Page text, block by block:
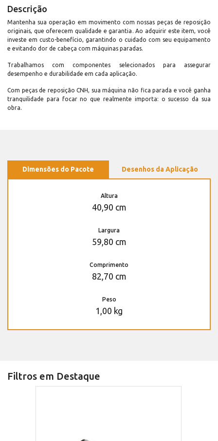
Descrição
Mantenha sua operação em movimento com nossas peças de reposição
originais, que oferecem qualidade e garantia. Ao adquirir este item, você
investe em custo-benefício, garantindo o cuidado com seu equipamento
e evitando dor de cabeça com máquinas paradas.
Trabalhamos com componentes selecionados para assegurar
desempenho e durabilidade em cada aplicação.
Com peças de reposição CNH, sua máquina não fica parada e você ganha
tranquilidade para focar no que realmente importa: o sucesso da sua
obra.
Dimensões do Pacote Desenhos da Aplicação
Altura
40,90 cm
Largura
59,80 cm
Comprimento
82,70 cm
Peso
1,00 kg
Filtros em Destaque